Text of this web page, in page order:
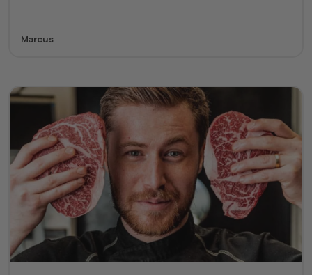
Marcus